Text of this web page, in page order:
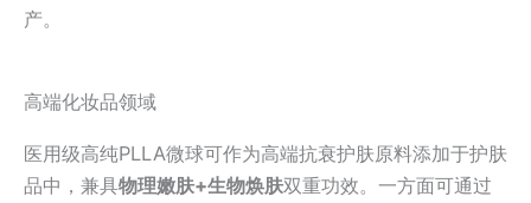
产。
高端化妆品领域
医用级高纯PLLA微球可作为高端抗衰护肤原料添加于护肤
品中，兼具物理嫩肤+生物焕肤双重功效。一方面可通过